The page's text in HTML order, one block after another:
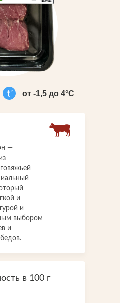
новенькое
от -1,5 до 4°С
—
и
и
выбором
и
в 100 г